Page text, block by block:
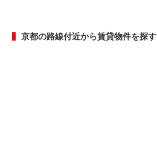
京都の路線付近から賃貸物件を探す